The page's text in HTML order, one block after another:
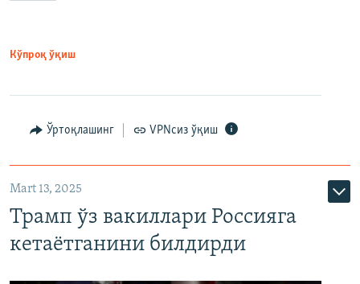
Кўпроқ ўқиш
Ўртоқлашинг VPNсиз ўқиш
Mart 13, 2025
Трамп ўз вакиллари Россияга
кетаётганини билдирди